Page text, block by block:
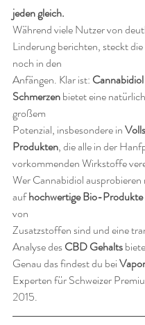
jeden gleich.
Während viele Nutzer von
Linderung berichten, steckt
noch in den
Anfängen. Klar ist:
Schmerzen bietet eine
großem
Potenzial, insbesondere in
Produkten, die alle in der
vorkommenden Wirkstoffe
Wer Cannabidiol
auf hochwertige Bio-Produkte
von
Zusatzstoffen sind und eine
Analyse des CBD Gehalts
Genau das findest du bei
Experten für Schweizer
2015.